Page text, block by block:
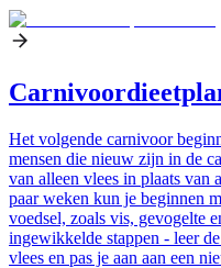
Het volgende carnivoor
mensen die nieuw zijn in de
van alleen vlees in plaats van
paar weken kun je beginnen
voedsel, zoals vis, gevogelte
ingewikkelde stappen - leer
vlees en pas je aan aan een